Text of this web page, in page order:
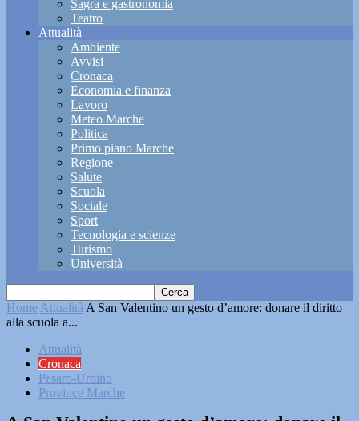
Sagra e gastronomia
Teatro
Attualità
Ambiente
Avvisi
Cronaca
Economia e finanza
Lavoro
Meteo Marche
Politica
Primo piano Marche
Regione
Salute
Scuola
Sociale
Sport
Tecnologia e scienze
Turismo
Università
Home Attualità A San Valentino un gesto d’amore: donare il diritto
alla scuola a...
Attualità
Cronaca
Pesaro-Urbino
Province Marche